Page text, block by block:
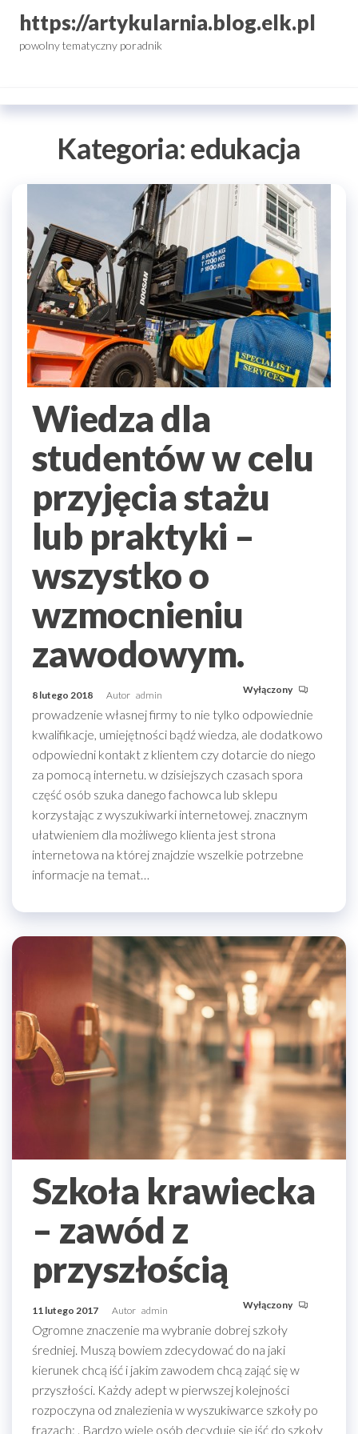
Przejdź
treści
https://artykularnia.blog.elk.pl
powolny tematyczny poradnik
Kategoria:edukacja
Wiedza dla
studentów w celu
przyjęcia stażu
lub praktyki –
wszystko o
wzmocnieniu
zawodowym.
8 lutego 2018 Autor admin Wyłączony
prowadzenie własnej firmy to nie tylko odpowiednie
kwalifikacje, umiejętności bądź wiedza, ale dodatkowo
odpowiedni kontakt z klientem czy dotarcie do niego
za pomocą internetu. w dzisiejszych czasach spora
część osób szuka danego fachowca lub sklepu
korzystając z wyszukiwarki internetowej. znacznym
ułatwieniem dla możliwego klienta jest strona
internetowa na której znajdzie wszelkie potrzebne
informacje na temat…
Szkoła krawiecka
– zawód z
przyszłością
11 lutego 2017 Autor admin Wyłączony
Ogromne znaczenie ma wybranie dobrej szkoły
średniej. Muszą bowiem zdecydować do na jaki
kierunek chcą iść i jakim zawodem chcą zająć się w
przyszłości. Każdy adept w pierwszej kolejności
rozpoczyna od znalezienia w wyszukiwarce szkoły po
frazach: . Bardzo wiele osób decyduje się iść do szkoły